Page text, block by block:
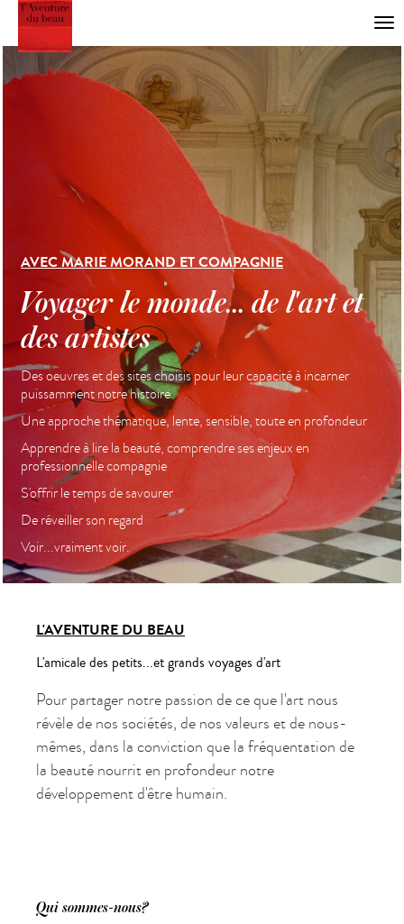
AVEC MARIE MORAND ET COMPAGNIE
Voyager le monde... de l'art et
des artistes
Des oeuvres et des sites choisis pour leur capacité à incarner
puissamment notre histoire
Une approche thématique, lente, sensible, toute en profondeur
Apprendre à lire la beauté, comprendre ses enjeux en
professionnelle compagnie
S'offrir le temps de savourer
De réveiller son regard
Voir...vraiment voir.
L'AVENTURE DU BEAU
L'amicale des petits...et grands voyages d'art
Pour partager notre passion de ce que l'art nous
révèle de nos sociétés, de nos valeurs et de nous-
mêmes, dans la conviction que la fréquentation de
la beauté nourrit en profondeur notre
développement d'être humain.
Qui sommes-nous?